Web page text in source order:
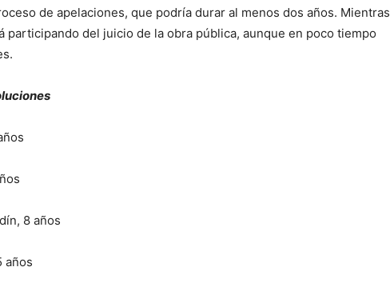
de apelaciones, que podría durar al menos dos años. Mientras
participando del juicio de la obra pública, aunque en poco tiempo
8 años
años